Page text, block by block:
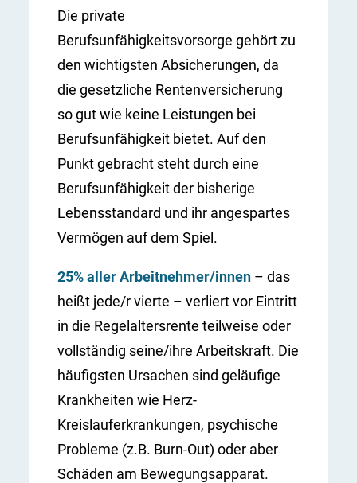
Die private
Berufsunfähigkeitsvorsorge gehört zu
den wichtigsten Absicherungen, da
die gesetzliche Rentenversicherung
so gut wie keine Leistungen bei
Berufsunfähigkeit bietet. Auf den
Punkt gebracht steht durch eine
Berufsunfähigkeit der bisherige
Lebensstandard und ihr angespartes
Vermögen auf dem Spiel.
25% aller Arbeitnehmer/innen – das
heißt jede/r vierte – verliert vor Eintritt
in die Regelaltersrente teilweise oder
vollständig seine/ihre Arbeitskraft. Die
häufigsten Ursachen sind geläufige
Krankheiten wie Herz-
Kreislauferkrankungen, psychische
Probleme (z.B. Burn-Out) oder aber
Schäden am Bewegungsapparat.